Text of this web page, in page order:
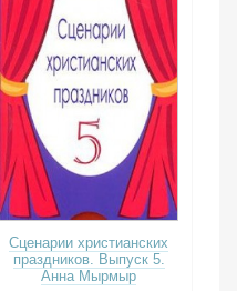
Сценарии христианских
праздников. Выпуск 5.
Анна Мырмыр